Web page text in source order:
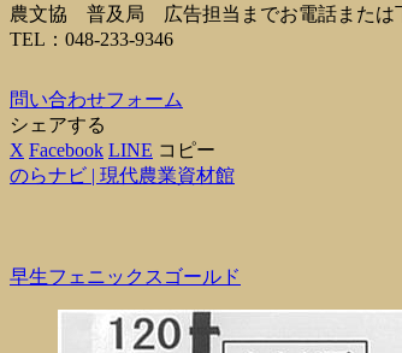
農文協 普及局 広告担当までお電話または
TEL：048-233-9346
問い合わせフォーム
シェアする
X Facebook LINE コピー
のらナビ | 現代農業資材館
早生フェニックスゴールド